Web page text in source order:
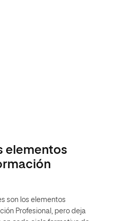
elementos
son los elementos
Profesional, pero deja